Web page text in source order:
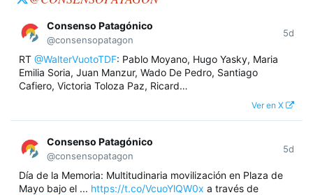
Consenso Patagónico
@consensopatagon
5d
RT @WalterVuotoTDF: Pablo Moyano, Hugo Yasky, Maria
Emilia Soria, Juan Manzur, Wado De Pedro, Santiago
Cafiero, Victoria Toloza Paz, Ricard…
Ver en X
Consenso Patagónico
@consensopatagon
5d
Día de la Memoria: Multitudinaria movilización en Plaza de
Mayo bajo el ... https://t.co/VcuoYlQW0x a través de